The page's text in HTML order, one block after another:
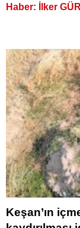
Haber: İlker
Keşan’ın